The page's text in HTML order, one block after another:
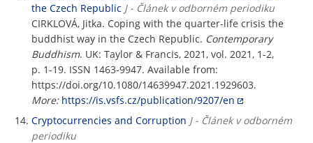
the Czech Republic J - Článek v odborném periodiku
CIRKLOVÁ, Jitka. Coping with the quarter-life crisis the
buddhist way in the Czech Republic. Contemporary
Buddhism. UK: Taylor & Francis, 2021, vol. 2021, 1-2,
p. 1-19. ISSN 1463-9947. Available from:
https://doi.org/10.1080/14639947.2021.1929603.
More: https://is.vsfs.cz/publication/9207/en
Cryptocurrencies and Corruption J - Článek v odborném
periodiku